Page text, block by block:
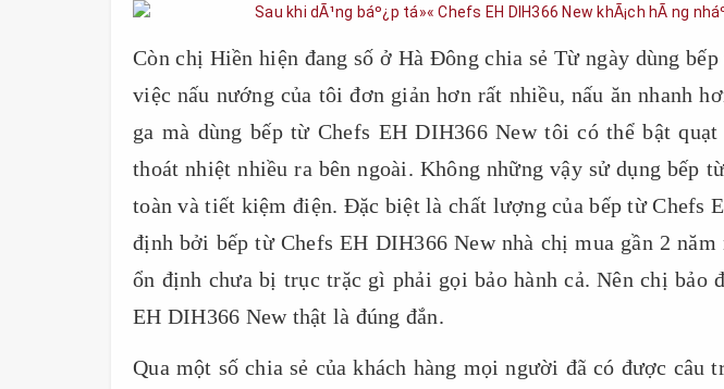
Còn chị Hiền hiện đang số ở Hà Đông chia sẻ Từ ngày dùng
việc nấu nướng của tôi đơn giản hơn rất nhiều, nấu ăn nhanh
ga mà dùng bếp từ Chefs EH DIH366 New tôi có thể bật
thoát nhiệt nhiều ra bên ngoài. Không những vậy sử dụng bếp
toàn và tiết kiệm điện. Đặc biệt là chất lượng của bếp từ Chefs
định bởi bếp từ Chefs EH DIH366 New nhà chị mua gần 2 năm
ổn định chưa bị trục trặc gì phải gọi bảo hành cả. Nên chị bảo
EH DIH366 New thật là đúng đắn.
Qua một số chia sẻ của khách hàng mọi người đã có được câu